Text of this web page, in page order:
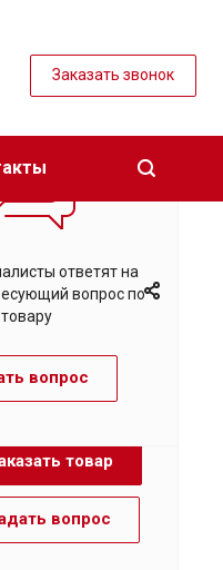
Заказать звонок
товар
вопрос
ответят на
вопрос по
товару
вопрос